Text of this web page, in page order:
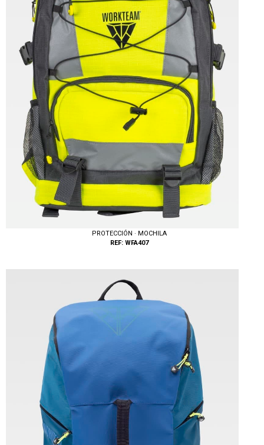
PROTECCIÓN · MOCHILA
REF: WFA407